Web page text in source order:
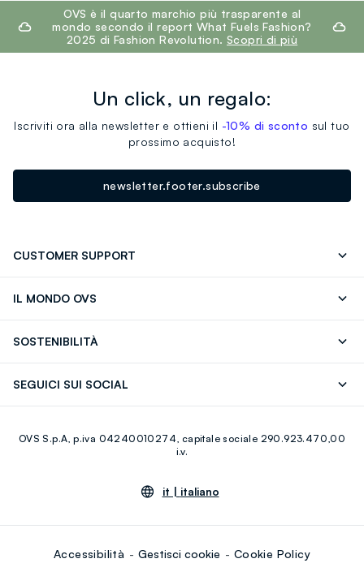
footer.ariatitleOVS è il quarto marchio più trasparente al
mondo secondo il report What Fuels Fashion?
2025 di Fashion Revolution. Scopri di più
Un click, un regalo:
Iscriviti ora alla newsletter e ottieni il -10% di sconto sul tuo
prossimo acquisto!
newsletter.footer.subscribe
CUSTOMER SUPPORT
IL MONDO OVS
Giftcard
SOSTENIBILITÀ
SEGUICI SUI SOCIAL
Youtube Linkedin
OVS S.p.A, p.iva 04240010274, capitale sociale 290.923.470,00
i.v.
it | italiano
Accessibilità Gestisci cookie Cookie Policy